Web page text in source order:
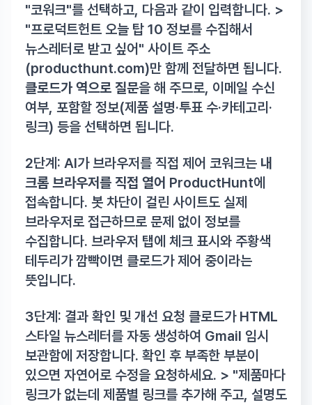
"코워크"를 선택하고, 다음과 같이 입력합니다. >
"프로덕트헌트 오늘 탑 10 정보를 수집해서
뉴스레터로 받고 싶어" 사이트 주소
(producthunt.com)만 함께 전달하면 됩니다.
클로드가 역으로 질문을 해 주므로, 이메일 수신
여부, 포함할 정보(제품 설명·투표 수·카테고리·
링크) 등을 선택하면 됩니다.
2단계: AI가 브라우저를 직접 제어 코워크는 내
크롬 브라우저를 직접 열어 ProductHunt에
접속합니다. 봇 차단이 걸린 사이트도 실제
브라우저로 접근하므로 문제 없이 정보를
수집합니다. 브라우저 탭에 체크 표시와 주황색
테두리가 깜빡이면 클로드가 제어 중이라는
뜻입니다.
3단계: 결과 확인 및 개선 요청 클로드가 HTML
스타일 뉴스레터를 자동 생성하여 Gmail 임시
보관함에 저장합니다. 확인 후 부족한 부분이
있으면 자연어로 수정을 요청하세요. > "제품마다
링크가 없는데 제품별 링크를 추가해 주고, 설명도